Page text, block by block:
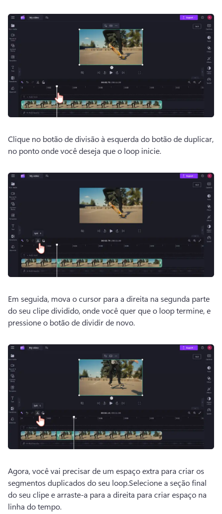
Clique no botão de divisão à esquerda do botão de duplicar,
no ponto onde você deseja que o loop inicie.
Em seguida, mova o cursor para a direita na segunda parte
do seu clipe dividido, onde você quer que o loop termine, e
pressione o botão de dividir de novo.
Agora, você vai precisar de um espaço extra para criar os
segmentos duplicados do seu loop.Selecione a seção final
do seu clipe e arraste-a para a direita para criar espaço na
linha do tempo.